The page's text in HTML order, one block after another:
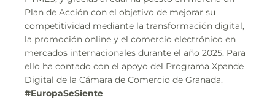
Plan de Acción con el objetivo de mejorar su
competitividad mediante la transformación digital,
la promoción online y el comercio electrónico en
mercados internacionales durante el año 2025. Para
ello ha contado con el apoyo del Programa Xpande
Digital de la Cámara de Comercio de Granada.
#EuropaSeSiente